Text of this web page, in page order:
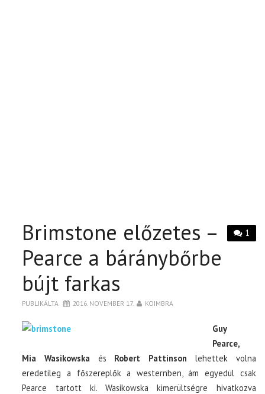
1
Brimstone előzetes –
Pearce a báránybőrbe
bújt farkas
PUBLIKÁLTA 2016. NOVEMBER 17. KOIMBRA
Guy
Pearce,
Mia Wasikowska és Robert Pattinson lehettek volna
eredetileg a főszereplők a westernben, ám egyedül csak
Pearce tartott ki. Wasikowska kimerültségre hivatkozva